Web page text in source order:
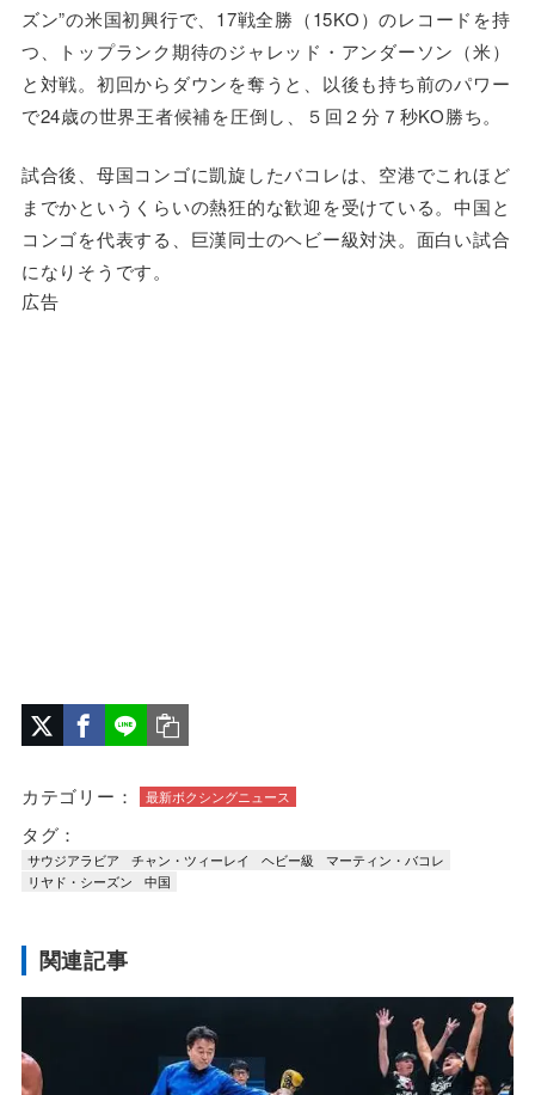
ズン”の米国初興行で、17戦全勝（15KO）のレコードを持
つ、トップランク期待のジャレッド・アンダーソン（米）
と対戦。初回からダウンを奪うと、以後も持ち前のパワー
で24歳の世界王者候補を圧倒し、５回２分７秒KO勝ち。
試合後、母国コンゴに凱旋したバコレは、空港でこれほど
までかというくらいの熱狂的な歓迎を受けている。中国と
コンゴを代表する、巨漢同士のヘビー級対決。面白い試合
になりそうです。
広告
カテゴリー： 最新ボクシングニュース
タグ：
サウジアラビア チャン・ツィーレイ ヘビー級
マーティン・バコレ
リヤド・シーズン
中国
関連記事